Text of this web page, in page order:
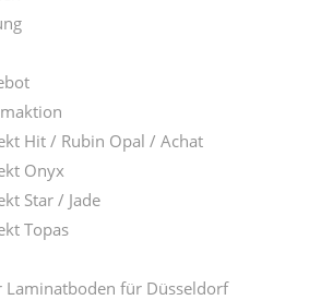
Hit / Rubin Opal / Achat
Onyx
Star / Jade
Topas
Laminatboden für Düsseldorf